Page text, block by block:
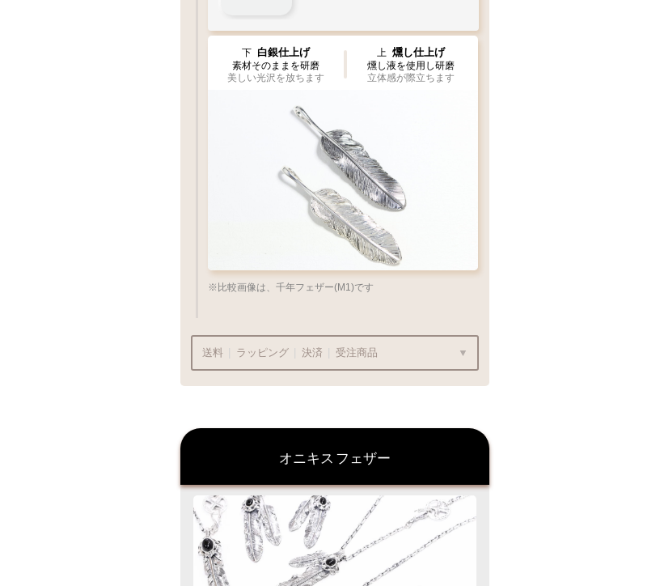
下 白銀仕上げ
素材そのままを研磨
美しい光沢を放ちます
上 燻し仕上げ
燻し液を使用し研磨
立体感が際立ちます
※比較画像は、千年フェザー(M1)です
送料 ラッピング 決済 受注商品
プレゼント用でも安心してご利用いただけます
Q&A
ラッピング
1商品
¥1,100
最適なケースで
お届けします
オニキス フェザー